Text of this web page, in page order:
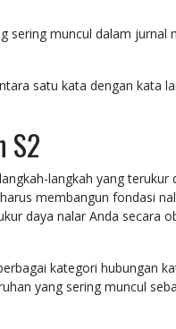
sering muncul dalam jurnal
satu kata dengan kata
S2
langkah yang terukur
membangun fondasi
daya nalar Anda secara
kategori hubungan
yang sering muncul